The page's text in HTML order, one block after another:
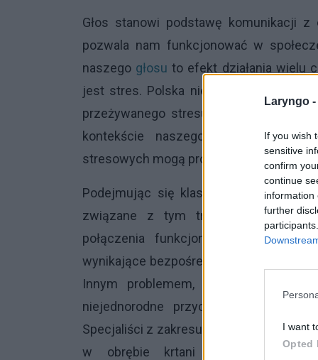
Laryngo -
If you wish
sensitive
confirm
continue
information
further
I want
Opted
Głos stanowi podstawę komunikacji
pozwala nam funkcjonować w
naszego głosu to efekt działania wielu
jest stres. Polska nie jest
przeżywanego stresu, gdyż niemalże
kontekście naszego głosu
stresowych mogą prowadzić do jego
Podejmując się klasyfikacji zaburzeń
związane z tym trudności. Wynikają
połączenia funkcjonowania krtani,
wynikające bezpośrednio ze zmian
Innym problemem, jaki staje na
niejednorodne przyczyny – innymi
Specjaliści z zakresu foniatrii (dziedziny
w obrębie krtani oraz ich